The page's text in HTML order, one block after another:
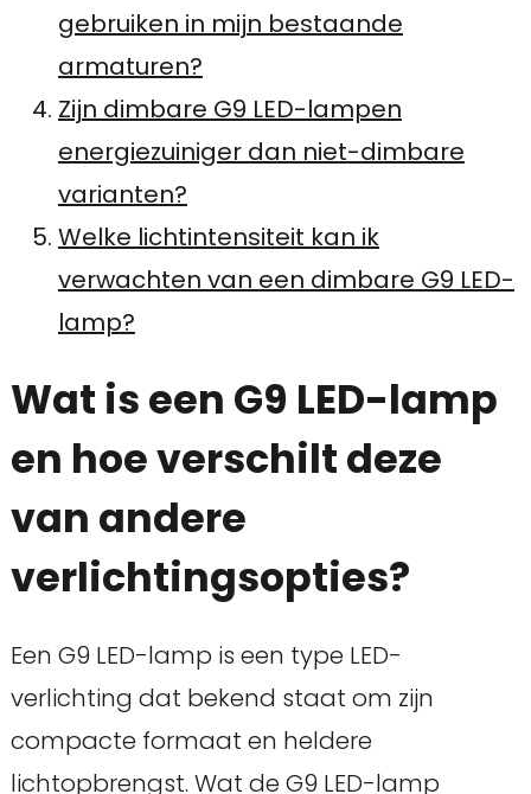
gebruiken in mijn bestaande
armaturen?
Zijn dimbare G9 LED-lampen
energiezuiniger dan niet-dimbare
varianten?
Welke lichtintensiteit kan ik
verwachten van een dimbare G9 LED-
lamp?
Wat is een G9 LED-lamp
en hoe verschilt deze
van andere
verlichtingsopties?
Een G9 LED-lamp is een type LED-
verlichting dat bekend staat om zijn
compacte formaat en heldere
lichtopbrengst. Wat de G9 LED-lamp